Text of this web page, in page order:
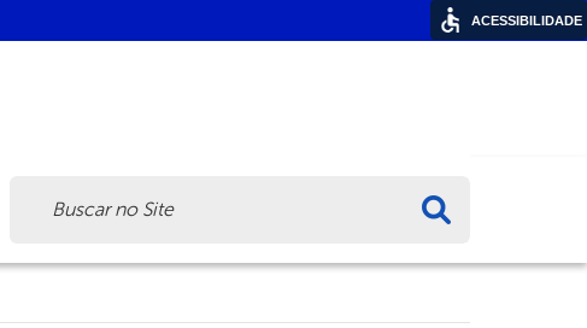
ACESSIBILIDADE